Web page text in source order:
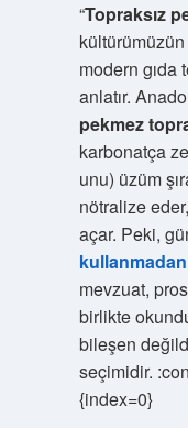
“Topraksız
modern gıda
anlatır.
pekmez
karbonatça
unu) üzüm
nötralize
açar. Peki,
kullanmadan
mevzuat,
birlikte
bileşen
seçimidir.
{index=0}